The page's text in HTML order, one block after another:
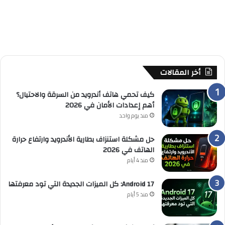
أخر المقالات
كيف تحمي هاتف أندرويد من السرقة والاحتيال؟
أهم إعدادات الأمان في 2026
منذ يوم واحد
حل مشكلة استنزاف بطارية الأندرويد وارتفاع حرارة
الهاتف في 2026
منذ 4 أيام
Android 17: كل الميزات الجديدة التي تود معرفتها
منذ 5 أيام